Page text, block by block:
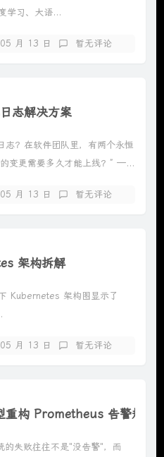
学习、大语...
月 13 日 暂无评论
志解决方案
志？在软件团队里，有两个永恒
变更需要多久才能上线？” —...
月 13 日 暂无评论
架构拆解
Kubernetes 架构图显示了
月 13 日 暂无评论
重构 Prometheus 告警规则
失败往往不是"没告警"，而